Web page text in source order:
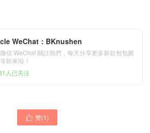
WeChat：BKnushen
信 WeChat 關註我們，每天分享更多新款包包圖
妳來啦！
人已关注
 赞(1)
小香口蓋包配手柄手堤包